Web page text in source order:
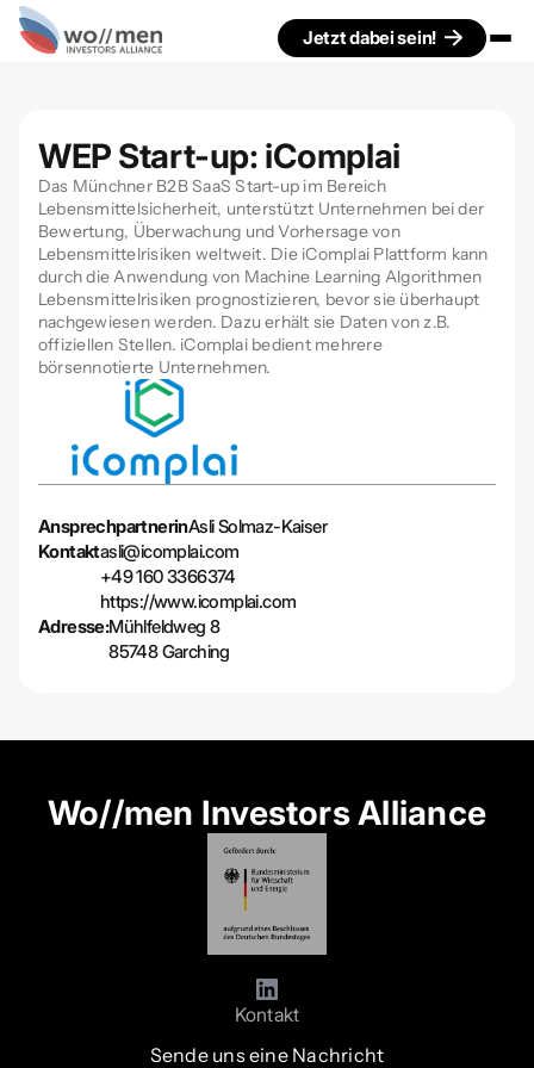
Jetzt dabei sein!
WEP Start-up: iComplai
Das Münchner B2B SaaS Start-up im Bereich
Lebensmittelsicherheit, unterstützt Unternehmen bei der
Bewertung, Überwachung und Vorhersage von
Lebensmittelrisiken weltweit. Die iComplai Plattform kann
durch die Anwendung von Machine Learning Algorithmen
Lebensmittelrisiken prognostizieren, bevor sie überhaupt
nachgewiesen werden. Dazu erhält sie Daten von z.B.
offiziellen Stellen. iComplai bedient mehrere
börsennotierte Unternehmen.
AnsprechpartnerinAsli Solmaz-Kaiser
Kontaktasli@icomplai.com
+49 160 3366374
https://www.icomplai.com
Adresse:Mühlfeldweg 8
85748 Garching
Wo//men Investors Alliance
Kontakt
Sende uns eine Nachricht